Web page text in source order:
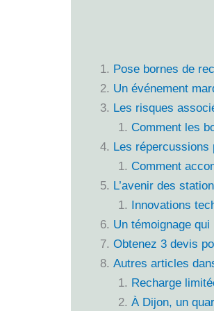
Pose bornes de
Un événement
Les risques
Comment les
Les répercussions
Comment
L’avenir des
Innovations
Un témoignage qui
Obtenez 3 devis
Autres articles
Recharge
À Dijon, un